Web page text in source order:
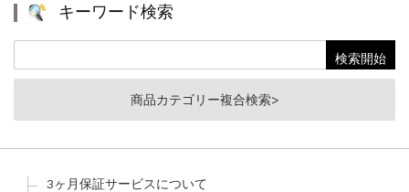
キーワード検索
商品カテゴリー複合検索>
3ヶ月保証サービスについて